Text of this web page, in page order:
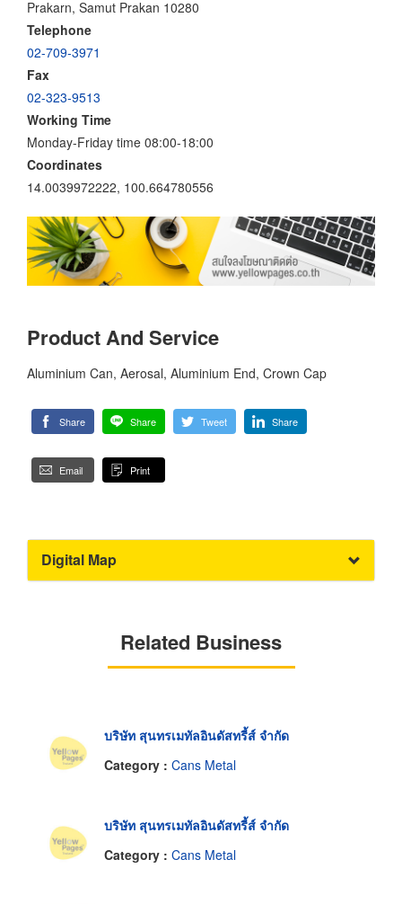
Prakarn, Samut Prakan 10280
Telephone
02-709-3971
Fax
02-323-9513
Working Time
Monday-Friday time 08:00-18:00
Coordinates
14.0039972222, 100.664780556
Product And Service
Aluminium Can, Aerosal, Aluminium End, Crown Cap
Share Share Tweet Share
Email Print
Digital Map
Related Business
บริษัท สุนทรเมทัลอินดัสทรี้ส์ จำกัด
Category : Cans Metal
บริษัท สุนทรเมทัลอินดัสทรี้ส์ จำกัด
Category : Cans Metal